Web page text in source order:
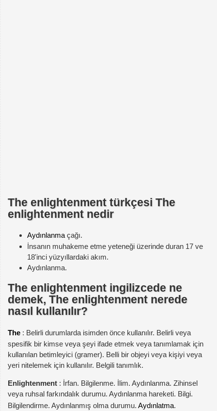
The enlightenment türkçesi The
enlightenment nedir
Aydınlanma çağı.
İnsanın muhakeme etme yeteneği üzerinde duran 17 ve
18'inci yüzyıllardaki akım.
Aydınlanma.
The enlightenment ingilizcede ne
demek, The enlightenment nerede
nasıl kullanılır?
The : Belirli durumlarda isimden önce kullanılır. Belirli veya
spesifik bir kimse veya şeyi ifade etmek veya tanımlamak için
kullanılan betimleyici (gramer). Belli bir objeyi veya kişiyi veya
yeri nitelemek için kullanılır. Belgili tanımlık.
Enlightenment : İrfan. Bilgilenme. İlim. Aydınlanma. Zihinsel
veya ruhsal farkındalık durumu. Aydınlanma hareketi. Bilgi.
Bilgilendirme. Aydınlanmış olma durumu. Aydınlatma.